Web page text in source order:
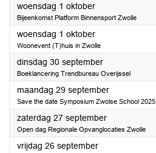
woensdag 1 oktober2025
Bijeenkomst Platform Binnensport Zwolle
woensdag 1 oktober2025
Woonevent (T)huis in Zwolle
dinsdag 30 september2025
Boeklancering Trendbureau Overijssel
maandag 29 september2025
Save the date Symposium Zwolse School 2025
zaterdag 27 september2025
Open dag Regionale Opvanglocaties Zwolle
vrijdag 26 september2025